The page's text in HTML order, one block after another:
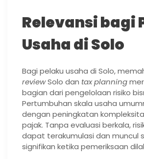
Relevansi bagi
Usaha di Solo
Bagi pelaku usaha di Solo,
reviewSolo dan tax planning
bagian dari pengelolaan risiko
Pertumbuhan skala usaha
dengan peningkatan
pajak. Tanpa evaluasi berkala,
dapat terakumulasi dan muncul
signifikan ketika pemeriksaan